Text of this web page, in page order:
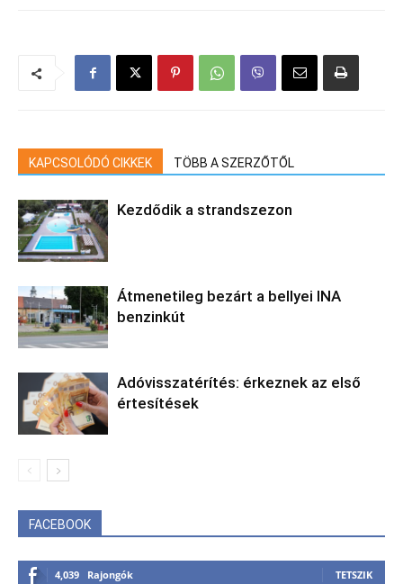
KAPCSOLÓDÓ CIKKEK TÖBB A SZERZŐTŐL
Kezdődik a strandszezon
Átmenetileg bezárt a bellyei INA
benzinkút
Adóvisszatérítés: érkeznek az első
értesítések
FACEBOOK
4,039 Rajongók TETSZIK